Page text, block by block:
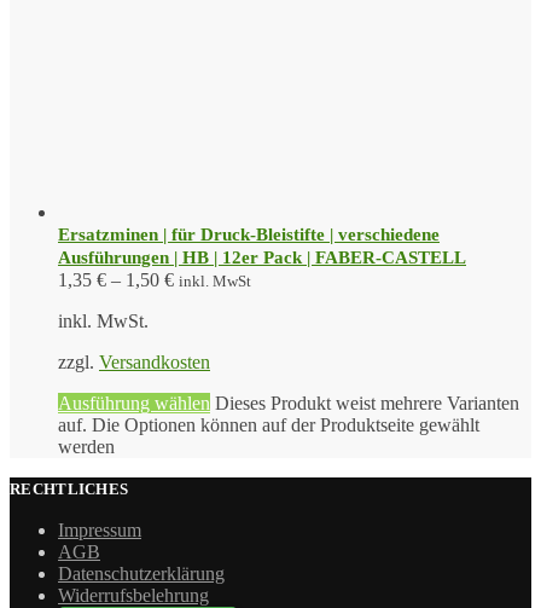
Ersatzminen | für Druck-Bleistifte | verschiedene
Ausführungen | HB | 12er Pack | FABER-CASTELL
1,35 € – 1,50 € inkl. MwSt
inkl. MwSt.
zzgl. Versandkosten
Ausführung wählen Dieses Produkt weist mehrere Varianten
auf. Die Optionen können auf der Produktseite gewählt
werden
RECHTLICHES
Impressum
AGB
Datenschutzerklärung
Widerrufsbelehrung